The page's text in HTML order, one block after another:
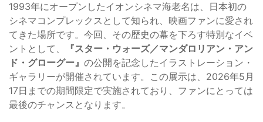
1993年にオープンしたイオンシネマ海老名は、日本初の
シネマコンプレックスとして知られ、映画ファンに愛され
てきた場所です。今回、その歴史の幕を下ろす特別なイベ
ントとして、
『スター・ウォーズ／マンダロリアン・アン
ド・グローグー』 の公開を記念したイラストレーション・
ギャラリーが開催されています。この展示は、2026年5月
17日までの期間限定で実施されており、ファンにとっては
最後のチャンスとなります。